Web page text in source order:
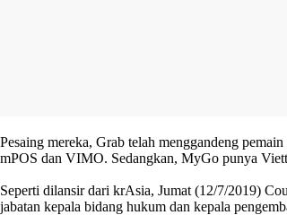
Pesaing mereka, Grab telah menggandeng
mPOS dan VIMO. Sedangkan, MyGo punya
Seperti dilansir dari krAsia, Jumat (12/7/2019)
jabatan kepala bidang hukum dan kepala